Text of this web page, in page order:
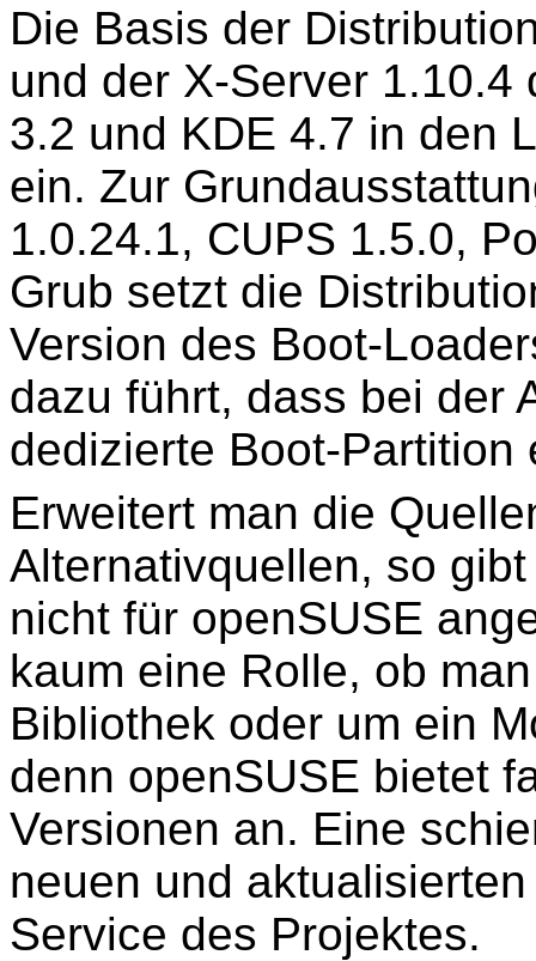
Die Basis der
und der X-Server 1.10.4
3.2 und KDE 4.7 in den
ein. Zur
1.0.24.1, CUPS 1.5.0,
Grub setzt die
Version des Boot-
dazu führt, dass bei der
dedizierte Boot-Partition
Erweitert man die
Alternativquellen, so
nicht für openSUSE
kaum eine Rolle, ob
Bibliothek oder um ein
denn openSUSE bietet
Versionen an. Eine
neuen und
Service des Projektes.